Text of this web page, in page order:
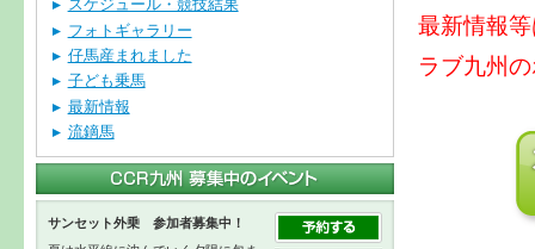
最新情報
ラブ九州
スケジュール・競技結果
フォトギャラリー
仔馬産まれました
子ども乗馬
最新情報
流鏑馬
サンセット外乗 参加者募集中！